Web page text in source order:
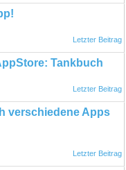
Tankbuch
verschiedene Apps